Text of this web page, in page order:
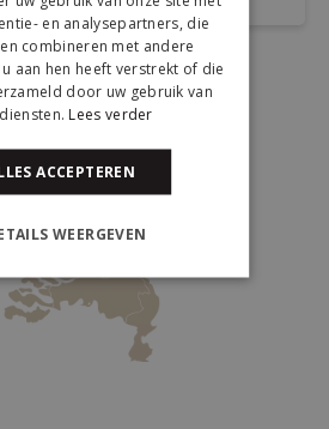
en analysepartners, die
combineren met andere
aan hen heeft verstrekt of die
door uw gebruik van
Lees verder
ACCEPTEREN
WEERGEVEN